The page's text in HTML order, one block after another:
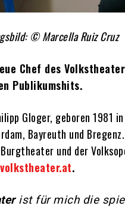
©Marcella Ruiz Cruz
Chef des
Publikumshits.
Gloger, geboren 1981
Bayreuth und
und der
volkstheater.at.
ist für mich die